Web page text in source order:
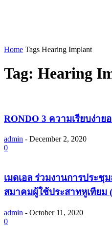
Home Tags Hearing Implant
Tag: Hearing
RONDO 3 ความเรียบง่าย
admin - December 2, 2020
0
เมดเอล ร่วมงานการประชุ
สมาคมผู้ใช้ประสาทหูเทียม
admin - October 11, 2020
0